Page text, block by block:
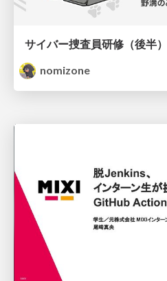
サイバー捜査員研修（後半）
nomizone